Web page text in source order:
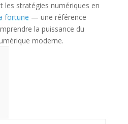
les stratégies numériques en
fortune — une référence
la puissance du
moderne.